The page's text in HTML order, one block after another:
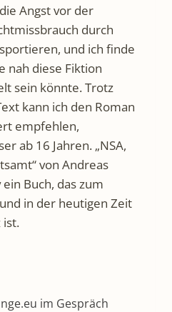
Angst vor der
durch
und ich finde
nah diese Fiktion
sein könnte. Trotz
kann ich den Roman
empfehlen,
ab 16 Jahren. „NSA,
von Andreas
Buch, das zum
in der heutigen Zeit
ist.
im Gespräch